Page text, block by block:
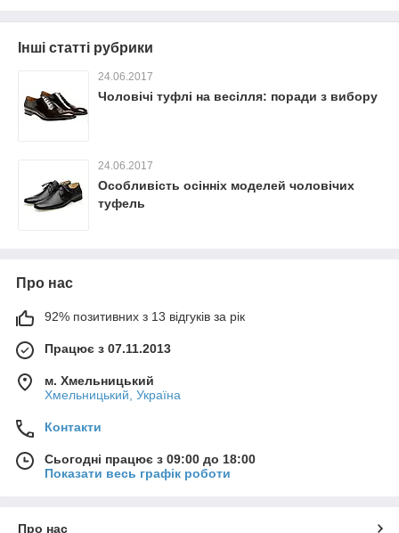
Інші статті рубрики
24.06.2017
Чоловічі туфлі на весілля: поради з вибору
24.06.2017
Особливість осінніх моделей чоловічих
туфель
Про нас
92% позитивних з 13 відгуків за рік
Працює з 07.11.2013
м. Хмельницький
Хмельницький, Україна
Контакти
Сьогодні працює з 09:00 до 18:00
Показати весь графік роботи
Про нас